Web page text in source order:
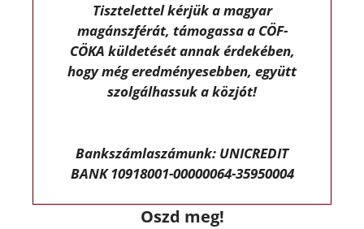
Tisztelettel kérjük a magyar
magánszférát, támogassa a CÖF-
CÖKA küldetését annak érdekében,
hogy még eredményesebben, együtt
szolgálhassuk a közjót!
Bankszámlaszámunk: UNICREDIT
BANK 10918001-00000064-35950004
Oszd meg!